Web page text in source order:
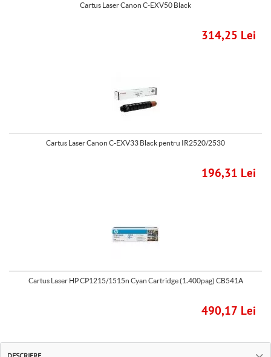
Cartus Laser Canon C-EXV50 Black
314,25 Lei
Cartus Laser Canon C-EXV33 Black pentru IR2520/2530
196,31 Lei
Cartus Laser HP CP1215/1515n Cyan Cartridge (1.400pag) CB541A
490,17 Lei